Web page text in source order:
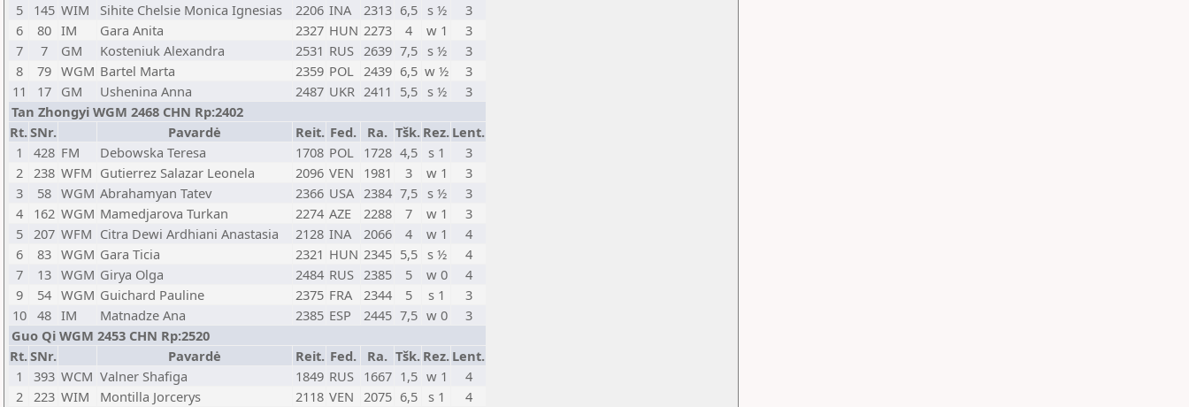
5
145 WIM Sihite Chelsie Monica Ignesias 2206 INA 2313 6,5 s ½
3
6
80 IM Gara Anita 2327 HUN 2273 4 w 1
3
7
7 GM Kosteniuk Alexandra 2531 RUS 2639 7,5 s ½
3
8
79 WGM Bartel Marta 2359 POL 2439 6,5 w ½
3
11
17 GM Ushenina Anna 2487 UKR 2411 5,5 s ½
3
Tan Zhongyi WGM 2468 CHN Rp:2402
Rt.SNr. Pavardė Reit. Fed. Ra. Tšk. Rez. Lent.
1
428 FM Debowska Teresa 1708 POL 1728 4,5 s 1
3
2
238 WFM Gutierrez Salazar Leonela 2096 VEN 1981 3 w 1
3
3
58 WGM Abrahamyan Tatev 2366 USA 2384 7,5 s ½
3
4
162 WGM Mamedjarova Turkan 2274 AZE 2288 7 w 1
3
5
207 WFM Citra Dewi Ardhiani Anastasia 2128 INA 2066 4 w 1
4
6
83 WGM Gara Ticia 2321 HUN 2345 5,5 s ½
4
7
13 WGM Girya Olga 2484 RUS 2385 5 w 0
4
9
54 WGM Guichard Pauline 2375 FRA 2344 5 s 1
3
10
48 IM Matnadze Ana 2385 ESP 2445 7,5 w 0
3
Guo Qi WGM 2453 CHN Rp:2520
Rt.SNr. Pavardė Reit. Fed. Ra. Tšk. Rez. Lent.
1
393 WCM Valner Shafiga 1849 RUS 1667 1,5 w 1
4
2
223 WIM Montilla Jorcerys 2118 VEN 2075 6,5 s 1
4